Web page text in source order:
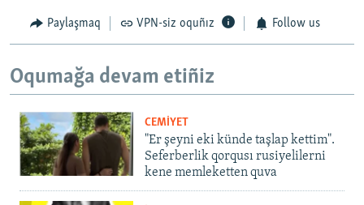
Paylaşmaq VPN-siz oquñız Follow us
Oqumağa devam etiñiz
CEMİYET
"Er şeyni eki künde taşlap kettim".
Seferberlik qorqusı rusiyelilerni
kene memleketten quva